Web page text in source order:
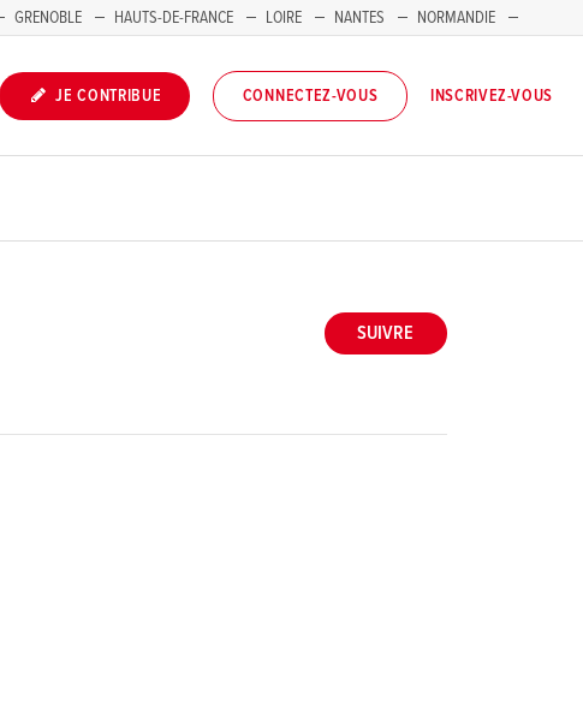
GRENOBLE HAUTS-DE-FRANCE LOIRE NANTES
NORMANDIE
JE CONTRIBUE CONNECTEZ-VOUS INSCRIVEZ-VOUS
SUIVRE